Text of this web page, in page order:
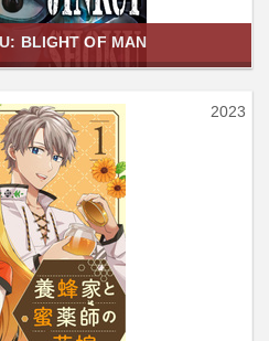
BLIGHT OF MAN
2023